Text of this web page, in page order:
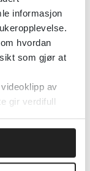
informasjon
hvordan
som gjør at
av
gir verdifull
i